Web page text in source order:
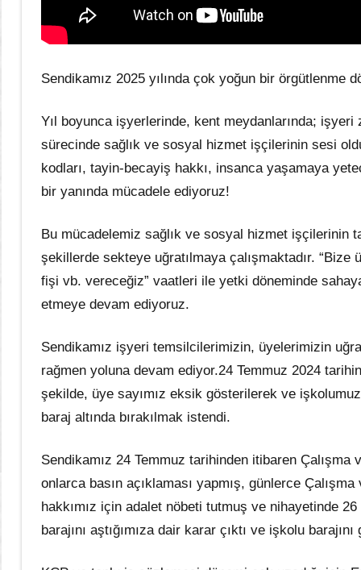
Sendikamız 2025 yılında çok yoğun bir örgütlenme
Yıl boyunca işyerlerinde, kent meydanlarında;
sürecinde sağlık ve sosyal hizmet işçilerinin sesi
kodları, tayin-becayiş hakkı, insanca yaşamaya
bir yanında mücadele ediyoruz!
Bu mücadelemiz sağlık ve sosyal hizmet işçilerinin
şekillerde sekteye uğratılmaya çalışmaktadır.
fişi vb. vereceğiz” vaatleri ile yetki döneminde
etmeye devam ediyoruz.
Sendikamız işyeri temsilcilerimizin, üyelerimizin
rağmen yoluna devam ediyor.24 Temmuz 2024
şekilde, üye sayımız eksik gösterilerek ve
baraj altında bırakılmak istendi.
Sendikamız 24 Temmuz tarihinden itibaren Çalışma
onlarca basın açıklaması yapmış, günlerce
hakkımız için adalet nöbeti tutmuş ve nihayetinde
barajını aştığımıza dair karar çıktı ve işkolu